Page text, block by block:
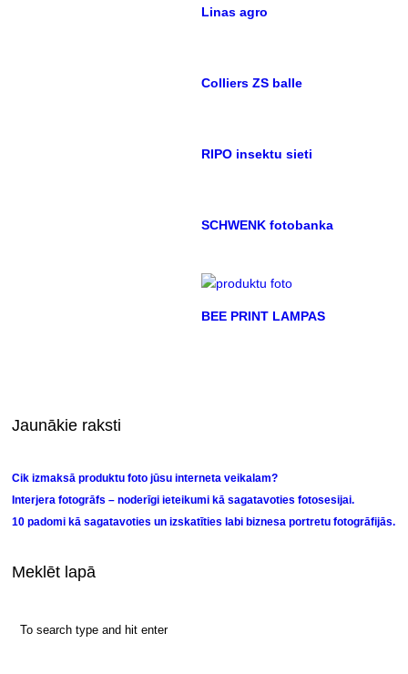
Linas agro
Colliers ZS balle
RIPO insektu sieti
SCHWENK fotobanka
BEE PRINT LAMPAS
Jaunākie raksti
Cik izmaksā produktu foto jūsu interneta veikalam?
Interjera fotogrāfs – noderīgi ieteikumi kā sagatavoties fotosesijai.
10 padomi kā sagatavoties un izskatīties labi biznesa portretu fotogrāfijās.
Meklēt lapā